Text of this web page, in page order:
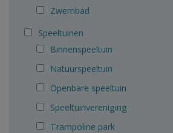
Zwembad
Speeltuinen
Binnenspeeltuin
Natuurspeeltuin
Openbare speeltuin
Speeltuinvereniging
Trampoline park